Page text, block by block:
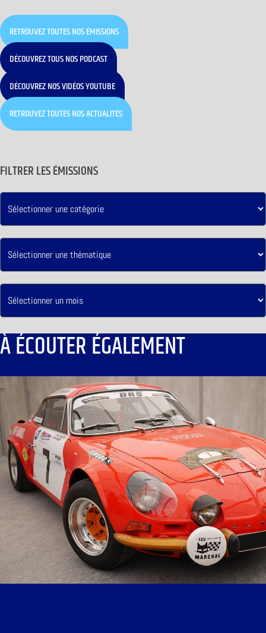
RETROUVEZ TOUTES NOS ÉMISSIONS
DÉCOUVREZ TOUS NOS PODCAST
DÉCOUVREZ NOS VIDÉOS YOUTUBE
RETROUVEZ TOUTES NOS ACTUALITÉS
FILTRER LES ÉMISSIONS
À ÉCOUTER ÉGALEMENT